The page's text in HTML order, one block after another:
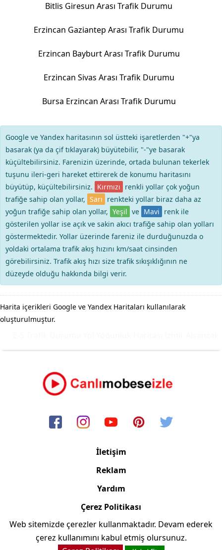
Bitlis Giresun Arası Trafik Durumu
Erzincan Gaziantep Arası Trafik Durumu
Erzincan Bayburt Arası Trafik Durumu
Erzincan Sivas Arası Trafik Durumu
Bursa Erzincan Arası Trafik Durumu
Google ve Yandex haritasının sol üstteki işaretlerden "+"ya
basarak (ya da çif tıklayarak) büyütebilir, "-"ye basarak
küçültebilirsiniz. Farenizin üzerinde, ortada bulunan tekerlek
tuşunu ileri-geri hareket ettirerek de konumu haritasını
büyütüp, küçültebilirsiniz. Kırmızı renkli yollar çok yoğun
trafiğe sahip olan yollar, Sarı renkteki yollar biraz daha az
yoğun trafiğe sahip olan yollar, Yeşil ve Mavi renk ile
gösterilen yollar ise açık ve sakin akıcı trafiğe sahip olan yolları
göstermektedir. Yollar üzerinde fareniz ile durduğunuzda o
yoldaki ortalama trafik akış hızını km/saat cinsinden
görebilirsiniz. Trafik akış hızı size trafik sıkışıklığının ne
düzeyde olduğu hakkında bilgi verir.
Harita içerikleri Google ve Yandex Haritaları kullanılarak
oluşturulmuştur.
İletişim
Reklam
Yardım
Çerez Politikası
Copyright © 2006/2024 Canlimobeseizle.net
Web sitemizde çerezler kullanmaktadır. Devam ederek
çerez kullanımını kabul etmiş olursunuz.